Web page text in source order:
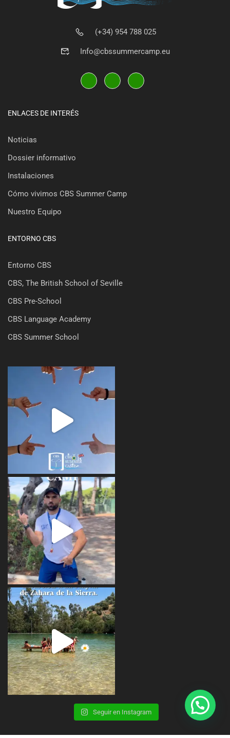
(+34) 954 788 025
Info@cbssummercamp.eu
ENLACES DE INTERÉS
Noticias
Dossier informativo
Instalaciones
Cómo vivimos CBS Summer Camp
Nuestro Equipo
ENTORNO CBS
Entorno CBS
CBS, The British School of Seville
CBS Pre-School
CBS Language Academy
CBS Summer School
Seguir en Instagram